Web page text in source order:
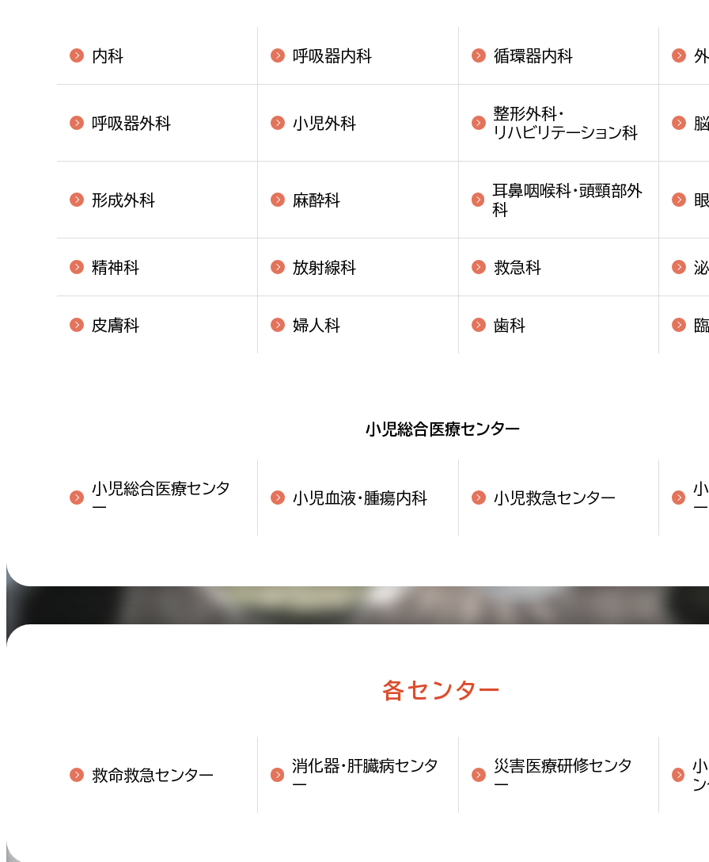
内科 呼吸器内科 循環器内科
呼吸器外科 小児外科
整形外科・
リハビリテーション科
形成外科 麻酔科
耳鼻咽喉科・頭頸部外
科
精神科 放射線科 救急科
皮膚科 婦人科 歯科
小児総合医療センター
小児総合医療センタ
ー
小児血液・腫瘍内科 小児救急センター
ー
各センター
救命救急センター
消化器・肝臓病センタ
ー
災害医療研修センタ
ー